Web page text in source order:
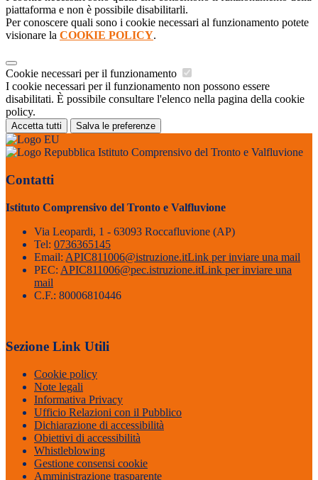
piattaforma e non è possibile disabilitarli.
Per conoscere quali sono i cookie necessari al funzionamento potete
visionare la COOKIE POLICY.
Cookie necessari per il funzionamento
I cookie necessari per il funzionamento non possono essere
disabilitati. È possibile consultare l'elenco nella pagina della cookie
policy.
Accetta tutti Salva le preferenze
Istituto Comprensivo del Tronto e Valfluvione
Contatti
Istituto Comprensivo del Tronto e Valfluvione
Via Leopardi, 1 - 63093 Roccafluvione (AP)
Tel: 0736365145
Email: APIC811006@istruzione.itLink per inviare una mail
PEC: APIC811006@pec.istruzione.itLink per inviare una
mail
C.F.: 80006810446
Sezione Link Utili
Cookie policy
Note legali
Informativa Privacy
Ufficio Relazioni con il Pubblico
Dichiarazione di accessibilità
Obiettivi di accessibilità
Whistleblowing
Gestione consensi cookie
Amministrazione trasparente